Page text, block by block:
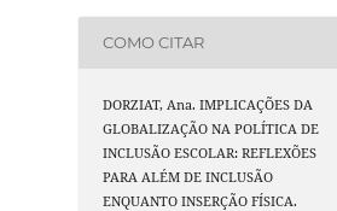
COMO CITAR
DORZIAT, Ana. IMPLICAÇÕES DA
GLOBALIZAÇÃO NA POLÍTICA DE
INCLUSÃO ESCOLAR: REFLEXÕES
PARA ALÉM DE INCLUSÃO
ENQUANTO INSERÇÃO FÍSICA.